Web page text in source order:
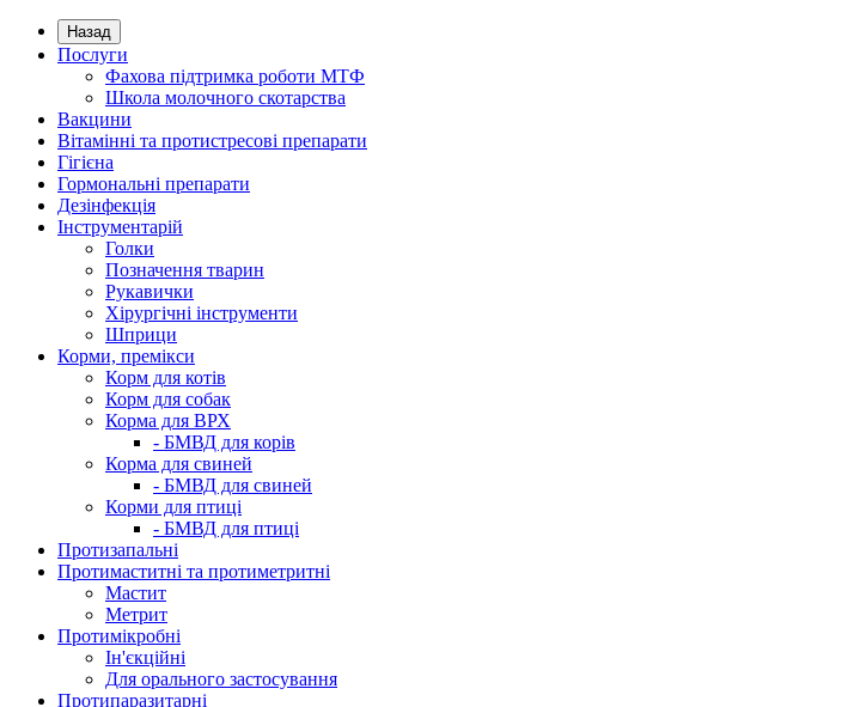
Назад
Послуги
Фахова підтримка роботи МТФ
Школа молочного скотарства
Вакцини
Вітамінні та протистресові препарати
Гігієна
Гормональні препарати
Дезінфекція
Інструментарій
Голки
Позначення тварин
Рукавички
Хірургічні інструменти
Шприци
Корми, премікси
Корм для котів
Корм для собак
Корма для ВРХ
- БМВД для корів
Корма для свиней
- БМВД для свиней
Корми для птиці
- БМВД для птиці
Протизапальні
Протимаститні та протиметритні
Мастит
Метрит
Протимікробні
Ін'єкційні
Для орального застосування
Протипаразитарні